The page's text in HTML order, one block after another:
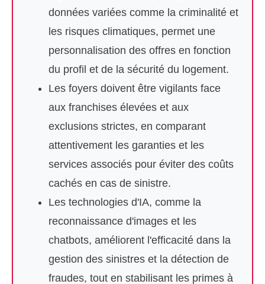
données variées comme la criminalité et
les risques climatiques, permet une
personnalisation des offres en fonction
du profil et de la sécurité du logement.
Les foyers doivent être vigilants face
aux franchises élevées et aux
exclusions strictes, en comparant
attentivement les garanties et les
services associés pour éviter des coûts
cachés en cas de sinistre.
Les technologies d'IA, comme la
reconnaissance d'images et les
chatbots, améliorent l'efficacité dans la
gestion des sinistres et la détection de
fraudes, tout en stabilisant les primes à